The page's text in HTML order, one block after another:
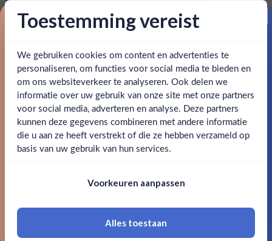
Ben jij 18 jaar of ouder?
Ja Nee
18 jaar of ouder zijn
Toestemming vereist
We gebruiken cookies om content en advertenties te
personaliseren, om functies voor social media te bieden en
om ons websiteverkeer te analyseren. Ook delen we
informatie over uw gebruik van onze site met onze partners
voor social media, adverteren en analyse. Deze partners
kunnen deze gegevens combineren met andere informatie
die u aan ze heeft verstrekt of die ze hebben verzameld op
basis van uw gebruik van hun services.
Voorkeuren aanpassen
Alles toestaan
Proost op je eerste korting!
Schrijf je in en ontvang direct 5% korting op je eerste
bestelling.
Email
Claim mijn korting